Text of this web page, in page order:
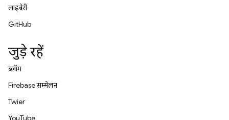
लाइब्रेरी
GitHub
जुड़े रहें
ब्लॉग
Firebase सम्मेलन
Twitter
YouTube